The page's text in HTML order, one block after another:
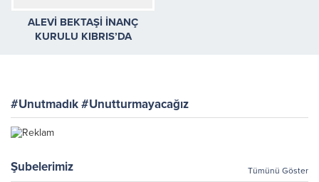
ALEVİ BEKTAŞİ İNANÇ
KURULU KIBRIS’DA
#Unutmadık #Unutturmayacağız
Şubelerimiz Tümünü Göster